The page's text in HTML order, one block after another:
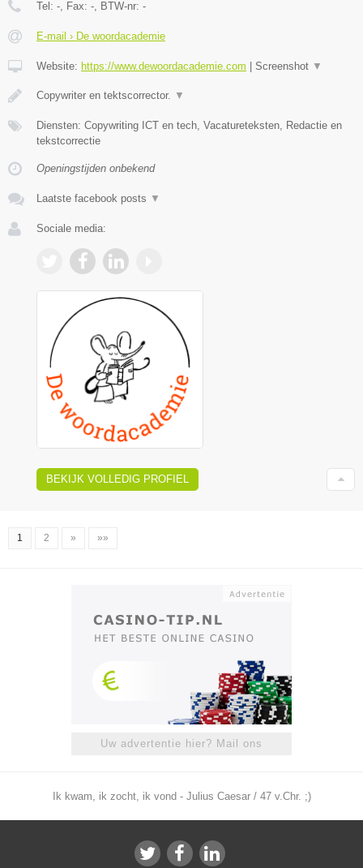
Tel: - , Fax: - , BTW-nr: -
E-mail › De woordacademie
Website: https://www.dewoordacademie.com | Screenshot ▼
Copywriter en tektscorrector. ▼
Diensten: Copywriting ICT en tech, Vacatureteksten, Redactie en
tekstcorrectie
Openingstijden onbekend
Laatste facebook posts ▼
Sociale media:
BEKIJK VOLLEDIG PROFIEL
1 2 » »»
Uw advertentie hier? Mail ons
Ik kwam, ik zocht, ik vond - Julius Caesar / 47 v.Chr. ;)